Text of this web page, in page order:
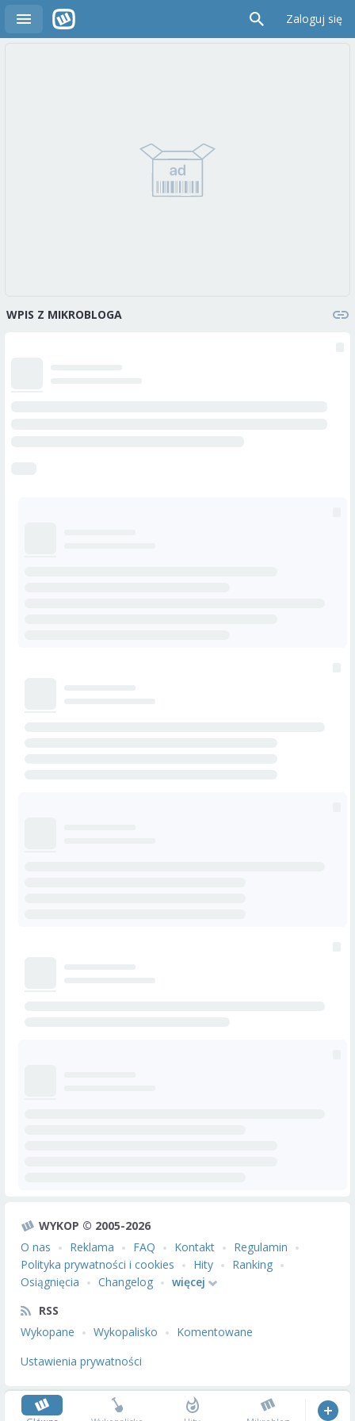
Zaloguj się
WPIS Z MIKROBLOGA
WYKOP © 2005-2026
O nas
Reklama FAQ Kontakt
Regulamin
Polityka prywatności i cookies
Hity
Ranking
Osiągnięcia
Changelog
więcej
RSS
Wykopane
Wykopalisko
Komentowane
Ustawienia prywatności